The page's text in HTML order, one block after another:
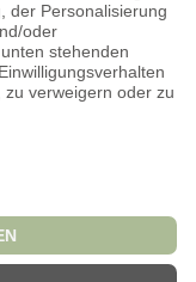
Preise inkl. gesetzl.
Informationen auf